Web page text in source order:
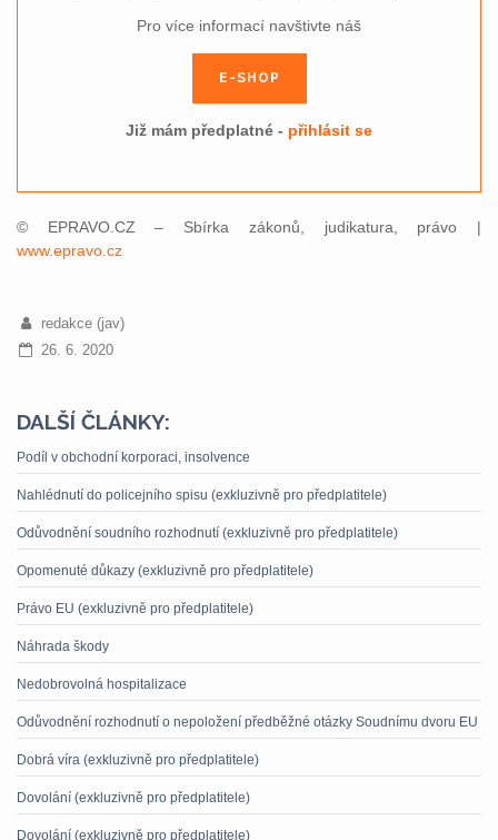
Pro více informací navštivte náš
E-SHOP
Již mám předplatné - přihlásit se
© EPRAVO.CZ – Sbírka zákonů, judikatura, právo |
www.epravo.cz
redakce (jav)
26. 6. 2020
DALŠÍ ČLÁNKY:
Podíl v obchodní korporaci, insolvence
Nahlédnutí do policejního spisu (exkluzivně pro předplatitele)
Odůvodnění soudního rozhodnutí (exkluzivně pro předplatitele)
Opomenuté důkazy (exkluzivně pro předplatitele)
Právo EU (exkluzivně pro předplatitele)
Náhrada škody
Nedobrovolná hospitalizace
Odůvodnění rozhodnutí o nepoložení předběžné otázky Soudnímu dvoru EU
Dobrá víra (exkluzivně pro předplatitele)
Dovolání (exkluzivně pro předplatitele)
Dovolání (exkluzivně pro předplatitele)